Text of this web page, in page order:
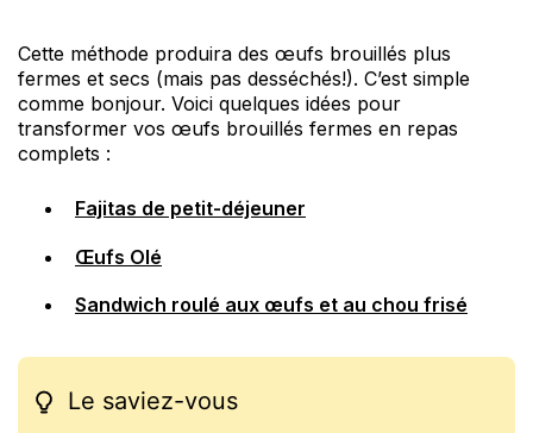
Cette méthode produira des œufs brouillés plus
fermes et secs (mais pas desséchés!). C’est simple
comme bonjour. Voici quelques idées pour
transformer vos œufs brouillés fermes en repas
complets :
Fajitas de petit-déjeuner
Œufs Olé
Sandwich roulé aux œufs et au chou frisé
Le saviez-vous